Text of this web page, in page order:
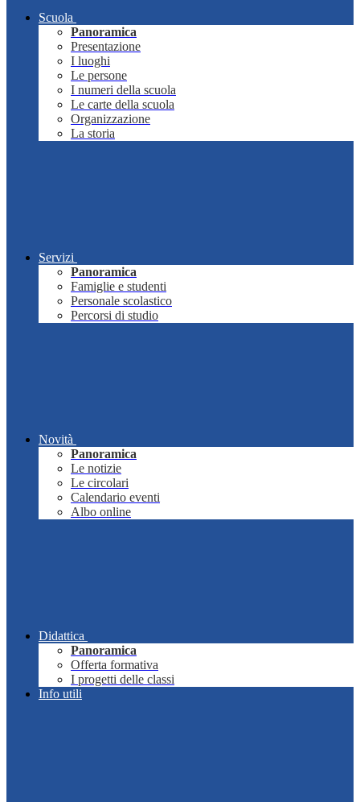
Scuola
Panoramica
Presentazione
I luoghi
Le persone
I numeri della scuola
Le carte della scuola
Organizzazione
La storia
Servizi
Panoramica
Famiglie e studenti
Personale scolastico
Percorsi di studio
Novità
Panoramica
Le notizie
Le circolari
Calendario eventi
Albo online
Didattica
Panoramica
Offerta formativa
I progetti delle classi
Info utili